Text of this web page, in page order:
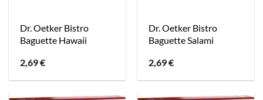
Dr. Oetker Bistro
Baguette Hawaii
2,69€
Dr. Oetker Bistro
Baguette Salami
2,69€